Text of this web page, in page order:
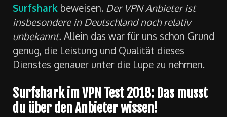
Surfshark beweisen. Der VPN Anbieter ist
insbesondere in Deutschland noch relativ
unbekannt. Allein das war für uns schon Grund
genug, die Leistung und Qualität dieses
Dienstes genauer unter die Lupe zu nehmen.
Surfshark im VPN Test 2018: Das musst
du über den Anbieter wissen!